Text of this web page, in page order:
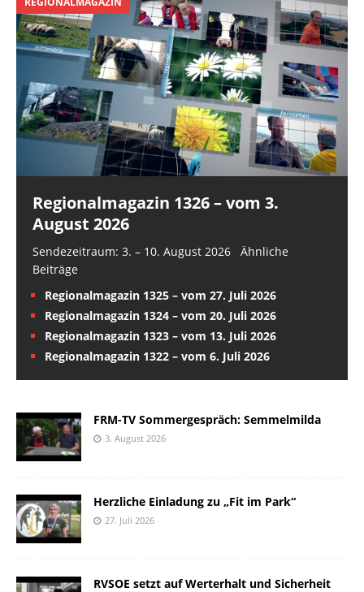
Arbeiten erfolgen in zwei
Abschnitten und…
Regionalmagazin 1326 – vom 3.
August 2026
Sendezeitraum: 3. – 10. August 2026 Ähnliche
Beiträge
Regionalmagazin 1325 – vom 27. Juli 2026
Regionalmagazin 1324 – vom 20. Juli 2026
Regionalmagazin 1323 – vom 13. Juli 2026
Regionalmagazin 1322 – vom 6. Juli 2026
FRM-TV Sommergespräch: Semmelmilda
3. August 2026
Herzliche Einladung zu „Fit im Park“
27. Juli 2026
RVSOE setzt auf Werterhalt und Sicherheit